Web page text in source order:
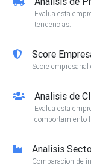
Evalua esta
tendencias.
Score
Score
Analisis de
Evalua esta
comportamiento
Analisis
Comparacion de